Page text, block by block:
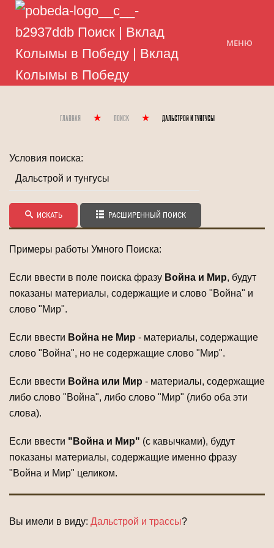
МЕНЮ
Главная Поиск Дальстрой и тунгусы
Условия поиска:
ИСКАТЬ РАСШИРЕННЫЙ ПОИСК
Примеры работы Умного Поиска:
Если ввести в поле поиска фразу Война и Мир, будут
показаны материалы, содержащие и слово "Война" и
слово "Мир".
Если ввести Война не Мир - материалы, содержащие
слово "Война", но не содержащие слово "Мир".
Если ввести Война или Мир - материалы, содержащие
либо слово "Война", либо слово "Мир" (либо оба эти
слова).
Если ввести "Война и Мир" (с кавычками), будут
показаны материалы, содержащие именно фразу
"Война и Мир" целиком.
Вы имели в виду: Дальстрой и трассы?